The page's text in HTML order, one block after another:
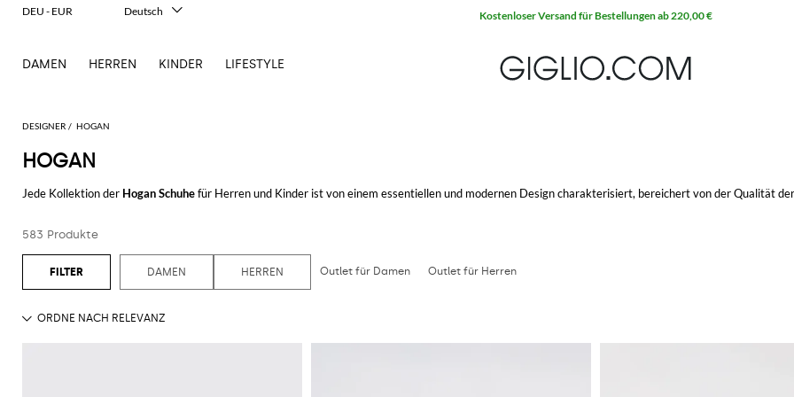
DESIGNER HOGAN
HOGAN
Jede Kollektion der Hogan Schuhefür Herren und Kinder ist von einem essentiellen und modernen Design charakterisiert, bereichert von der Qualität
diese Schuhe von allen Liebhabern des Stils und der Qualität geschätzt. Die unbestreitbare Gemütlichkeit die von der studierten Sohle angeboten wird,
korrekte Haltung zu garantieren, sowie ein sportliches und elegantes Schuh, sind perfekte für jeden Moment des Tages und für jede Gelegenheit.
anbelangt wie echtes Leder, Wildleder, Nabuk, sondern auch die anspruchsvollen Details, vor allem wenn man über weibliche Modelle spricht, reich an
583 Produkte
DAMEN HERREN Outlet für Damen Outlet für Herren
DAMEN HERREN KINDER LIFESTYLE
Kostenloser Versand für Bestellungen ab 220,00 €
DEU - EUR
Deutsch
Français